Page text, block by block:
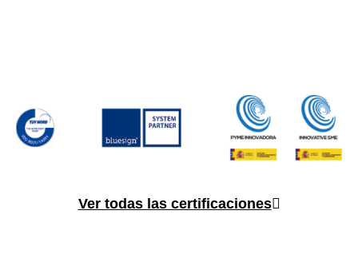
Ver todas las certificaciones